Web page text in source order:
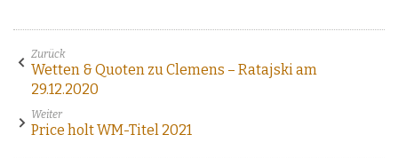
Zurück
Wetten & Quoten zu Clemens – Ratajski am
29.12.2020
Weiter
Price holt WM-Titel 2021